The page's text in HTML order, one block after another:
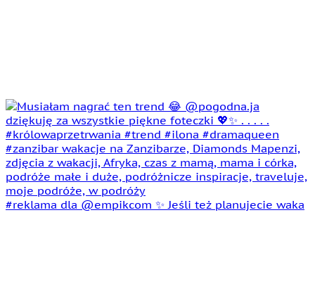
#reklama dla @empikcom ✨ Jeśli też planujecie waka